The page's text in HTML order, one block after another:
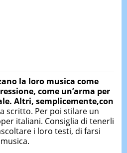
la loro musica come
come un’arma per
Altri, semplicemente,con
scritto. Per poi stilare un
italiani. Consiglia di tenerli
i loro testi, di farsi